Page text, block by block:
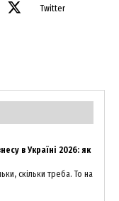
Twitter
в Україні 2026: як
скільки треба. То на